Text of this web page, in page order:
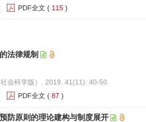
PDF全文 ( 115 )
法律规制
会科学版）. 2019, 41(11): 40-50.
PDF全文 ( 87 )
防原则的理论建构与制度展开